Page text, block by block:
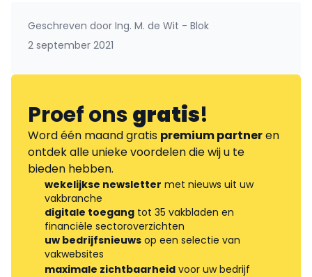
Geschreven door Ing. M. de Wit - Blok
2 september 2021
Proef onsgratis!
Word één maand gratis premium partneren
ontdek alle unieke voordelen die wij u te
bieden hebben.
wekelijkse newsletter met nieuws uit uw
vakbranche
digitale toegang tot 35 vakbladen en
financiële sectoroverzichten
uw bedrijfsnieuws op een selectie van
vakwebsites
maximale zichtbaarheid voor uw bedrijf